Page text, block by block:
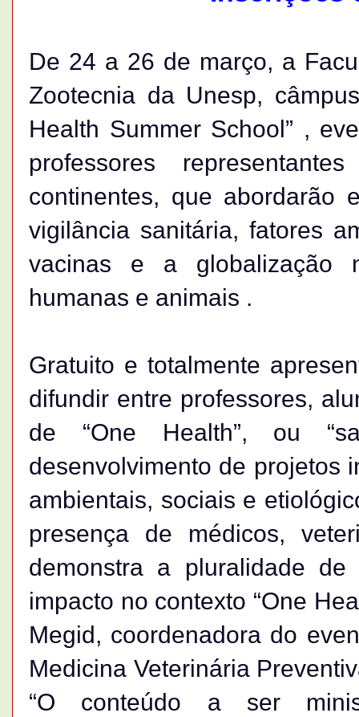
De 24 a 26 de março, a
Zootecnia da Unesp,
Health Summer School” ,
professores
continentes, que abordarão
vigilância sanitária, fatores
vacinas e a globalização
humanas e animais .
Gratuito e totalmente
difundir entre professores,
de “One Health”, ou
desenvolvimento de projetos
ambientais, sociais e
presença de médicos,
demonstra a pluralidade
impacto no contexto “One
Megid, coordenadora do
Medicina Veterinária
“O conteúdo a ser